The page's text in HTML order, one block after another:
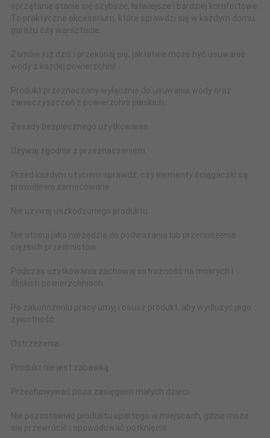
sprzątanie stanie się szybsze, łatwiejsze i bardziej komfortowe.
To praktyczne akcesorium, które sprawdzi się w każdym domu,
garażu czy warsztacie.
Zamów już dziś i przekonaj się, jak łatwe może być usuwanie
wody z każdej powierzchni!
Produkt przeznaczony wyłącznie do usuwania wody oraz
zanieczyszczeń z powierzchni płaskich.
Zasady bezpiecznego użytkowania:
Używaj zgodnie z przeznaczeniem.
Przed każdym użyciem sprawdź, czy elementy ściągaczki są
prawidłowo zamocowane.
Nie używaj uszkodzonego produktu.
Nie stosuj jako narzędzia do podważania lub przenoszenia
ciężkich przedmiotów.
Podczas użytkowania zachowaj ostrożność na mokrych i
śliskich powierzchniach.
Po zakończeniu pracy umyj i osusz produkt, aby wydłużyć jego
żywotność.
Ostrzeżenia:
Produkt nie jest zabawką.
Przechowywać poza zasięgiem małych dzieci.
Nie pozostawiać produktu opartego w miejscach, gdzie może
się przewrócić i spowodować potknięcie.